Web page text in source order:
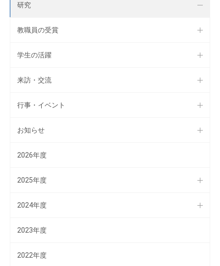
研究
教職員の受賞
学生の活躍
来訪・交流
行事・イベント
お知らせ
2026年度
2025年度
2024年度
2023年度
2022年度